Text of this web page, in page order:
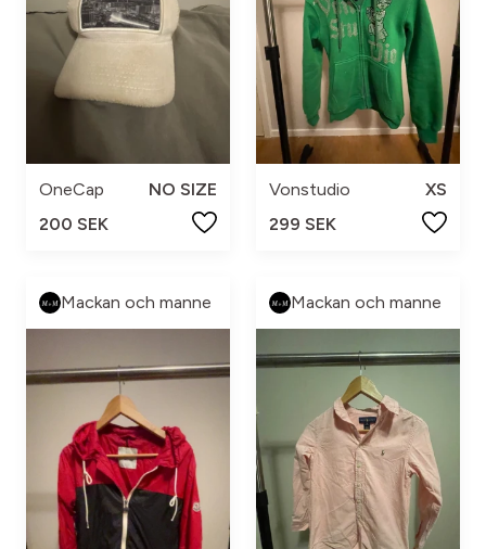
OneCap
NO SIZE
200 SEK
Vonstudio
XS
299 SEK
Mackan och manne Mackan och manne